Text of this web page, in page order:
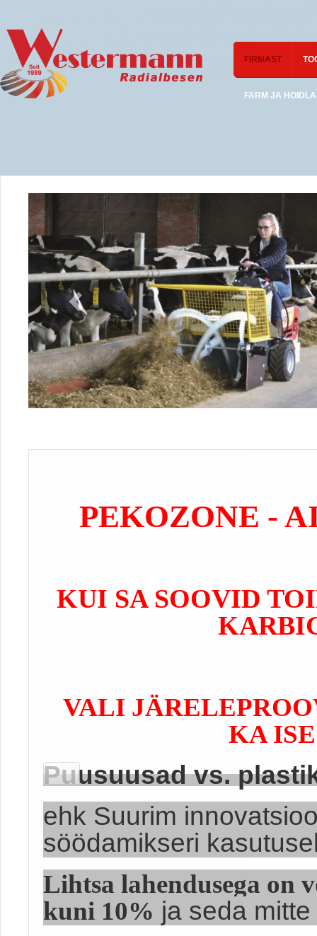
FIRMAST
FARM JA HOIDLA
PEKOZONE -
KUI SA SOOVID
VALI
KA
Puusuusad vs.
ehk Suurim
söödamikseri
Lihtsa lahendusega on
kuni 10% ja seda